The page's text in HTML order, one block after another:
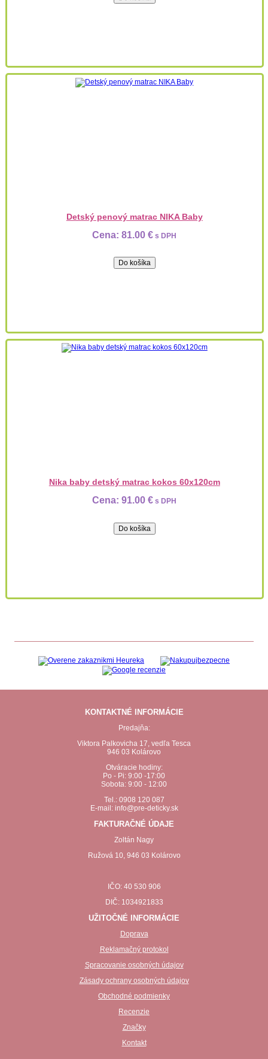
Detský penový matrac NIKA Baby
Cena:81.00 € s DPH
Nika baby detský matrac kokos 60x120cm
Cena:91.00 € s DPH
KONTAKTNÉ INFORMÁCIE
Predajňa:
Viktora Palkovicha 17, vedľa Tesca
946 03 Kolárovo
Otváracie hodiny:
Po - Pi: 9:00 -17:00
Sobota: 9:00 - 12:00
Tel.: 0908 120 087
E-mail: info@pre-deticky.sk
FAKTURAČNÉ ÚDAJE
Zoltán Nagy
Ružová 10, 946 03 Kolárovo
IČO: 40 530 906
DIČ: 1034921833
UŽITOČNÉ INFORMÁCIE
Doprava
Reklamačný protokol
Spracovanie osobných údajov
Zásady ochrany osobných údajov
Obchodné podmienky
Recenzie
Značky
Kontakt